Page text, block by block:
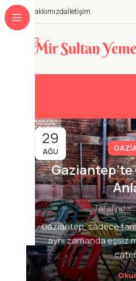
Hakkımızdaİletişim
29
AĞU
Tarafından
Gaziantep, sadece
aynı zamanda eşsiz